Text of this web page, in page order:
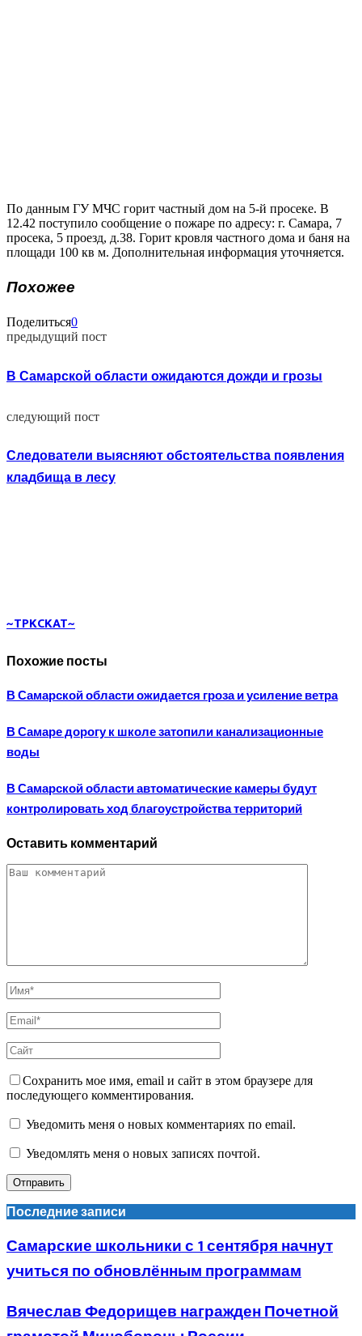
По данным ГУ МЧС горит частный дом на 5-й просеке. В
12.42 поступило сообщение о пожаре по адресу: г. Самара, 7
просека, 5 проезд, д.38. Горит кровля частного дома и баня на
площади 100 кв м. Дополнительная информация уточняется.
Похожее
Поделиться0
предыдущий пост
В Самарской области ожидаются дожди и грозы
следующий пост
Следователи выясняют обстоятельства появления
кладбища в лесу
~TPKCKAT~
Похожие посты
В Самарской области ожидается гроза и усиление ветра
В Самаре дорогу к школе затопили канализационные
воды
В Самарской области автоматические камеры будут
контролировать ход благоустройства территорий
Оставить комментарий
Сохранить мое имя, email и сайт в этом браузере для
последующего комментирования.
Уведомить меня о новых комментариях по email.
Уведомлять меня о новых записях почтой.
Последние записи
Самарские школьники с 1 сентября начнут
учиться по обновлённым программам
Вячеслав Федорищев награжден Почетной